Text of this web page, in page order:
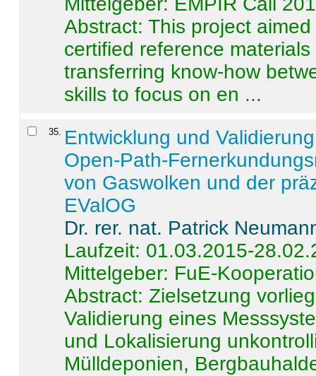
Abstract:This project
certified reference
transferring know-how
skills to focus on en ...
35. Entwicklung und
Open-Path-
von Gaswolken und der
EValOG
Dr. rer. nat. Patrick
Laufzeit: 01.03.2015-
Mittelgeber: FuE-
Abstract:Zielsetzung
Validierung eines
und Lokalisierung
Mülldeponien,